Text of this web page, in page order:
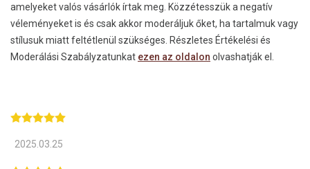
amelyeket valós vásárlók írtak meg. Közzétesszük a negatív
véleményeket is és csak akkor moderáljuk őket, ha tartalmuk vagy
stílusuk miatt feltétlenül szükséges. Részletes Értékelési és
Moderálási Szabályzatunkat ezen az oldalon olvashatják el.
2025.03.25